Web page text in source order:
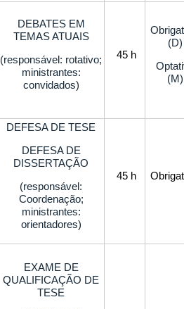
DEBATES EM
TEMAS ATUAIS
(responsável: rotativo;
ministrantes:
convidados)
45 h
(D)
(M)
DEFESA DE TESE
DEFESA DE
DISSERTAÇÃO
(responsável:
Coordenação;
ministrantes:
orientadores)
45 h
EXAME DE
QUALIFICAÇÃO DE
TESE